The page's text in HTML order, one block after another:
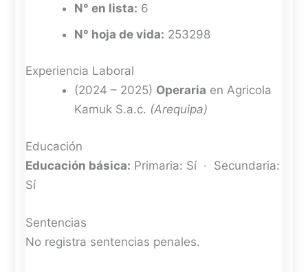
N° en lista: 6
N° hoja de vida: 253298
Experiencia Laboral
(2024 – 2025) Operaria en Agricola
Kamuk S.a.c. (Arequipa)
Educación
Educación básica: Primaria: Sí · Secundaria:
Sí
Sentencias
No registra sentencias penales.